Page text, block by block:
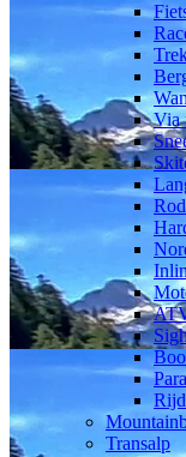
Via
Transalp